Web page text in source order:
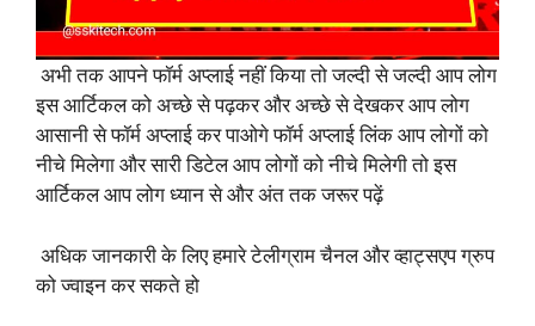
अभी तक आपने फॉर्म अप्लाई नहीं किया तो जल्दी से जल्दी आप लोग
इस आर्टिकल को अच्छे से पढ़कर और अच्छे से देखकर आप लोग
आसानी से फॉर्म अप्लाई कर पाओगे फॉर्म अप्लाई लिंक आप लोगों को
नीचे मिलेगा और सारी डिटेल आप लोगों को नीचे मिलेगी तो इस
आर्टिकल आप लोग ध्यान से और अंत तक जरूर पढ़ें
अधिक जानकारी के लिए हमारे टेलीग्राम चैनल और व्हाट्सएप ग्रुप
को ज्वाइन कर सकते हो